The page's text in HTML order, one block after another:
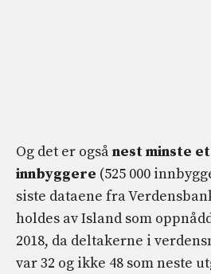
Og det er ogsånest minste
innbyggere (525 000
siste dataene fra
holdes av Island som
2018, da deltakerne i
var 32 og ikke 48 som neste